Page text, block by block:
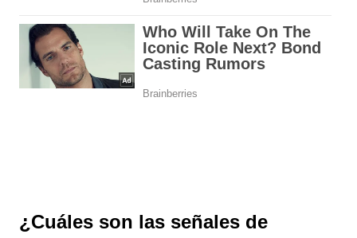
¿Cuáles son las señales de